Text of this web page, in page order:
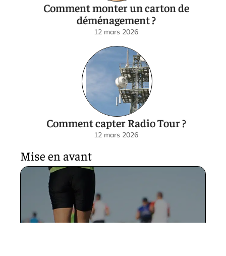
Comment monter un carton de
déménagement ?
12 mars 2026
Comment capter Radio Tour ?
12 mars 2026
Mise en avant
De 5 miles à kilomètres : une